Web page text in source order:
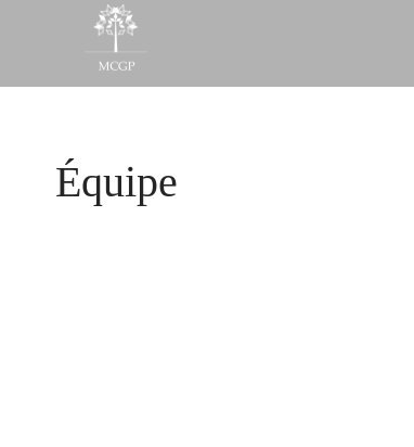
Équipe